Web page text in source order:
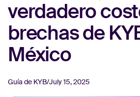
verdadero
brechas de
México
Guía de KYB/July 15, 2025